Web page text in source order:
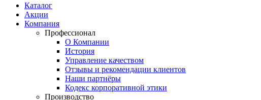
Каталог
Акции
Компания
Профессионал
О Компании
История
Управление качеством
Отзывы и рекомендации клиентов
Наши партнёры
Кодекс корпоративной этики
Производство